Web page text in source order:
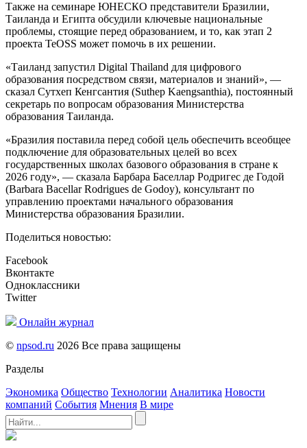
Также на семинаре ЮНЕСКО представители Бразилии,
Таиланда и Египта обсудили ключевые национальные
проблемы, стоящие перед образованием, и то, как этап 2
проекта TeOSS может помочь в их решении.
«Таиланд запустил Digital Thailand для цифрового
образования посредством связи, материалов и знаний», —
сказал Сутхеп Кенгсантия (Suthep Kaengsanthia), постоянный
секретарь по вопросам образования Министерства
образования Таиланда.
«Бразилия поставила перед собой цель обеспечить всеобщее
подключение для образовательных целей во всех
государственных школах базового образования в стране к
2026 году», — сказала Барбара Баселлар Родригес де Годой
(Barbara Bacellar Rodrigues de Godoy), консультант по
управлению проектами начального образования
Министерства образования Бразилии.
Поделиться новостью:
Facebook
Вконтакте
Одноклассники
Twitter
Онлайн журнал
© npsod.ru 2026 Все права защищены
Разделы
Экономика Общество Технологии Аналитика Новости
компаний События Мнения В мире